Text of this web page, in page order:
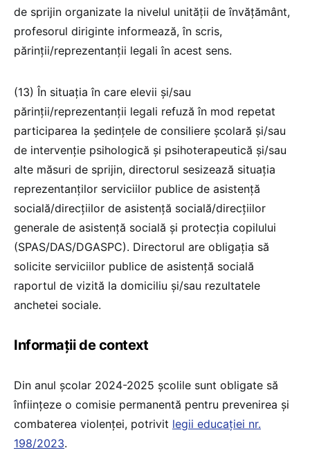
de sprijin organizate la nivelul unității de învățământ,
profesorul diriginte informează, în scris,
părinții/reprezentanții legali în acest sens.
(13) În situația în care elevii și/sau
părinții/reprezentanții legali refuză în mod repetat
participarea la ședințele de consiliere școlară și/sau
de intervenție psihologică și psihoterapeutică și/sau
alte măsuri de sprijin, directorul sesizează situația
reprezentanților serviciilor publice de asistență
socială/direcțiilor de asistență socială/direcțiilor
generale de asistență socială și protecția copilului
(SPAS/DAS/DGASPC). Directorul are obligația să
solicite serviciilor publice de asistență socială
raportul de vizită la domiciliu și/sau rezultatele
anchetei sociale.
Informații de context
Din anul școlar 2024-2025 școlile sunt obligate să
înființeze o comisie permanentă pentru prevenirea şi
combaterea violenţei, potrivit legii educației nr.
198/2023.